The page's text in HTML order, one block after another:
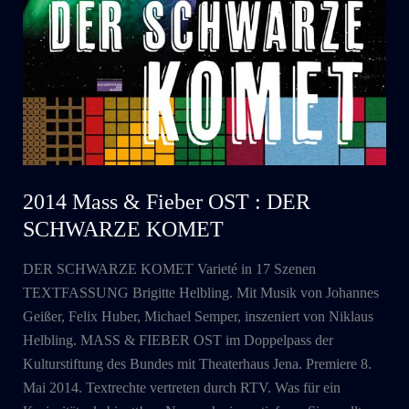
2014 Mass & Fieber OST : DER
SCHWARZE KOMET
DER SCHWARZE KOMET Varieté in 17 Szenen
TEXTFASSUNG Brigitte Helbling. Mit Musik von Johannes
Geißer, Felix Huber, Michael Semper, inszeniert von Niklaus
Helbling. MASS & FIEBER OST im Doppelpass der
Kulturstiftung des Bundes mit Theaterhaus Jena. Premiere 8.
Mai 2014. Textrechte vertreten durch RTV. Was für ein